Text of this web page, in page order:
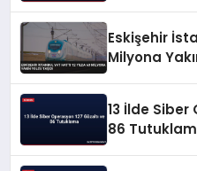
Eskişehir
Milyona
13 İlde Siber
86